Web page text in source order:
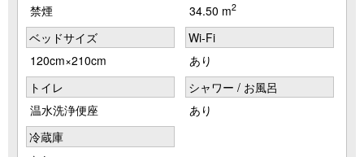
禁煙
34.50 m2
ベッドサイズ
120cm×210cm
Wi-Fi
あり
トイレ
温水洗浄便座
シャワー / お風呂
あり
冷蔵庫